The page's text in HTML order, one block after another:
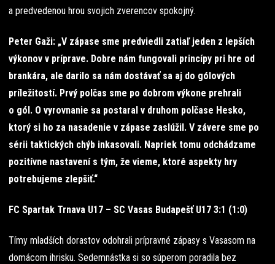
a predvedenou hrou svojich zverencov spokojný.
Peter Gaži: „V zápase sme predviedli zatiaľ jeden z lepších
výkonov v príprave. Dobre nám fungovali princípy pri hre od
brankára, ale darilo sa nám dostávať sa aj do gólových
príležitostí. Prvý polčas sme po dobrom výkone prehrali
o gól. O vyrovnanie sa postaral v druhom polčase Hesko,
ktorý si ho za nasadenie v zápase zaslúžil. V závere sme po
sérii taktických chýb inkasovali. Napriek tomu odchádzame
pozitívne nastavení s tým, že vieme, ktoré aspekty hry
potrebujeme zlepšiť.“
FC Spartak Trnava U17 – SC Vasas Budapešť U17 3:1 (1:0)
Tímy mladších dorastov odohrali prípravné zápasy s Vasasom na
domácom ihrisku. Sedemnástka si so súperom poradila bez